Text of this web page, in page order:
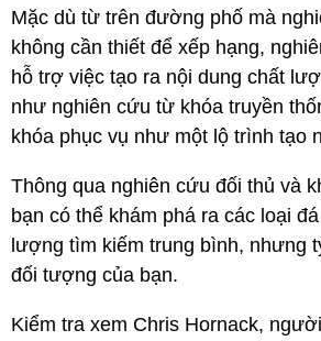
Mặc dù từ trên đường phố mà
không cần thiết để xếp hạng,
hỗ trợ việc tạo ra nội dung chất
như nghiên cứu từ khóa truyền
khóa phục vụ như một lộ trình tạo
Thông qua nghiên cứu đối thủ và
bạn có thể khám phá ra các loại
lượng tìm kiếm trung bình, nhưng
đối tượng của bạn.
Kiểm tra xem Chris Hornack,